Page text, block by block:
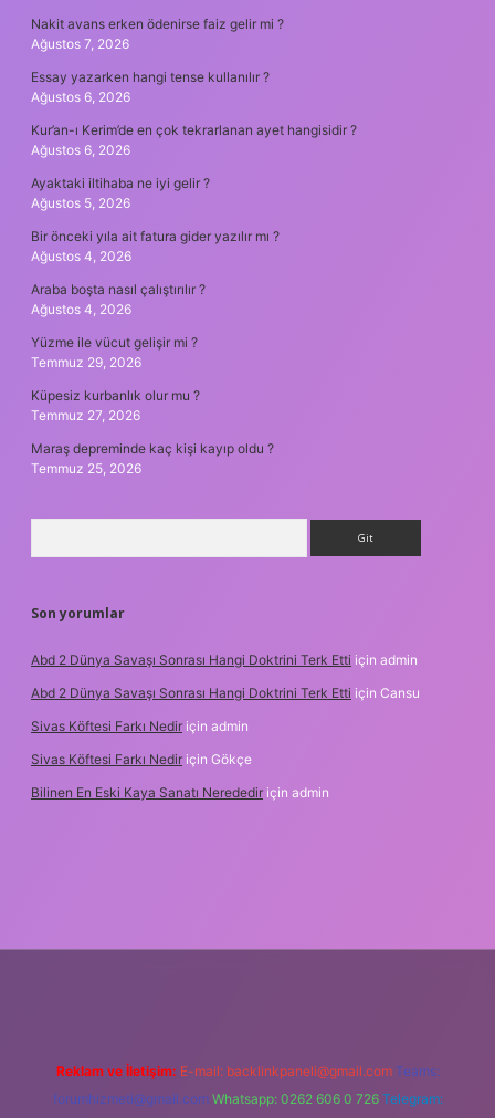
Nakit avans erken ödenirse faiz gelir mi ?
Ağustos 7, 2026
Essay yazarken hangi tense kullanılır ?
Ağustos 6, 2026
Kur’an-ı Kerim’de en çok tekrarlanan ayet hangisidir ?
Ağustos 6, 2026
Ayaktaki iltihaba ne iyi gelir ?
Ağustos 5, 2026
Bir önceki yıla ait fatura gider yazılır mı ?
Ağustos 4, 2026
Araba boşta nasıl çalıştırılır ?
Ağustos 4, 2026
Yüzme ile vücut gelişir mi ?
Temmuz 29, 2026
Küpesiz kurbanlık olur mu ?
Temmuz 27, 2026
Maraş depreminde kaç kişi kayıp oldu ?
Temmuz 25, 2026
Son yorumlar
Abd 2 Dünya Savaşı Sonrası Hangi Doktrini Terk Etti için admin
Abd 2 Dünya Savaşı Sonrası Hangi Doktrini Terk Etti için Cansu
Sivas Köftesi Farkı Nedir için admin
Sivas Köftesi Farkı Nedir için Gökçe
Bilinen En Eski Kaya Sanatı Nerededir için admin
Reklam ve İletişim: E-mail: backlinkpaneli@gmail.com Teams:
forumhizmeti@gmail.com Whatsapp: 0262 606 0 726 Telegram: